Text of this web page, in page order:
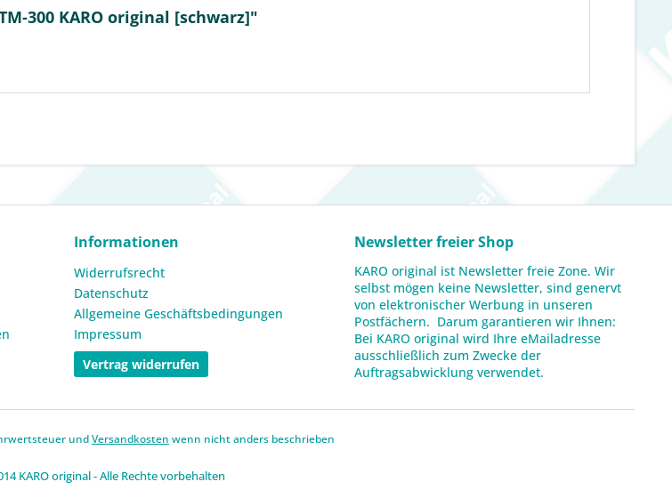
300 KARO original [schwarz]"
Informationen
Widerrufsrecht
Datenschutz
Allgemeine Geschäftsbedingungen
Impressum
Vertrag widerrufen
Newsletter freier Shop
KARO original ist Newsletter freie Zone. Wir
selbst mögen keine Newsletter, sind genervt
von elektronischer Werbung in unseren
Postfächern. Darum garantieren wir Ihnen:
Bei KARO original wird Ihre eMailadresse
ausschließlich zum Zwecke der
Auftragsabwicklung verwendet.
undVersandkosten wenn nicht anders beschrieben
KARO original - Alle Rechte vorbehalten